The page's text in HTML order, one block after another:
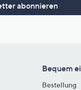
abonnieren
Bequem
Bestellung